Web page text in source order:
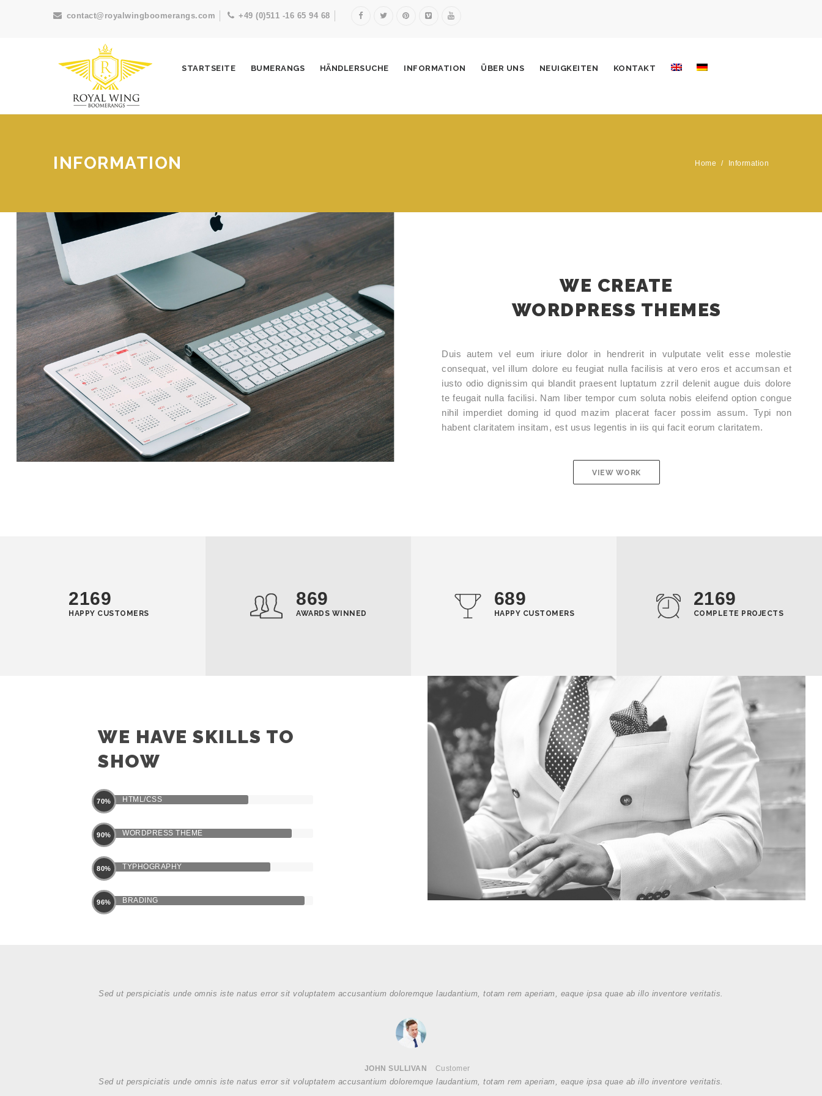
contact@royalwingboomerangs.com +49 (0)511 -16 65 94 68
STARTSEITE BUMERANGS HÄNDLERSUCHE INFORMATION ÜBER UNS NEUIGKEITEN KONTAKT
INFORMATION Home / Information
WE CREATE
WORDPRESS THEMES
Duis autem vel eum iriure dolor in hendrerit in vulputate velit esse molestie
consequat, vel illum dolore eu feugiat nulla facilisis at vero eros et accumsan et
iusto odio dignissim qui blandit praesent luptatum zzril delenit augue duis dolore
te feugait nulla facilisi. Nam liber tempor cum soluta nobis eleifend option congue
nihil imperdiet doming id quod mazim placerat facer possim assum. Typi non
habent claritatem insitam, est usus legentis in iis qui facit eorum claritatem.
VIEW WORK
2169
HAPPY CUSTOMERS
869
AWARDS WINNED
689
HAPPY CUSTOMERS
2169
COMPLETE PROJECTS
WE HAVE SKILLS TO
SHOW
HTML/CSS
70%
WORDPRESS THEME
90%
TYPHOGRAPHY
80%
BRADING
96%
Sed ut perspiciatis unde omnis iste natus error sit voluptatem accusantium doloremque laudantium, totam rem aperiam, eaque ipsa quae ab illo inventore veritatis.
JOHN SULLIVAN Customer
Sed ut perspiciatis unde omnis iste natus error sit voluptatem accusantium doloremque laudantium, totam rem aperiam, eaque ipsa quae ab illo inventore veritatis.